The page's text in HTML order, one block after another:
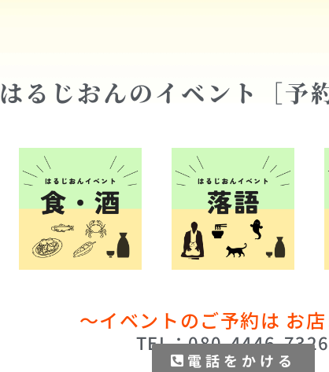
はるじおんのイベント［予
〜イベントのご予約は お
TEL：080-4446-7326
電話をかける